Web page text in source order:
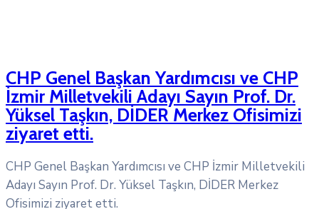
CHP Genel Başkan Yardımcısı ve CHP
İzmir Milletvekili Adayı Sayın Prof. Dr.
Yüksel Taşkın, DİDER Merkez Ofisimizi
ziyaret etti.
CHP Genel Başkan Yardımcısı ve CHP İzmir Milletvekili
Adayı Sayın Prof. Dr. Yüksel Taşkın, DİDER Merkez
Ofisimizi ziyaret etti.